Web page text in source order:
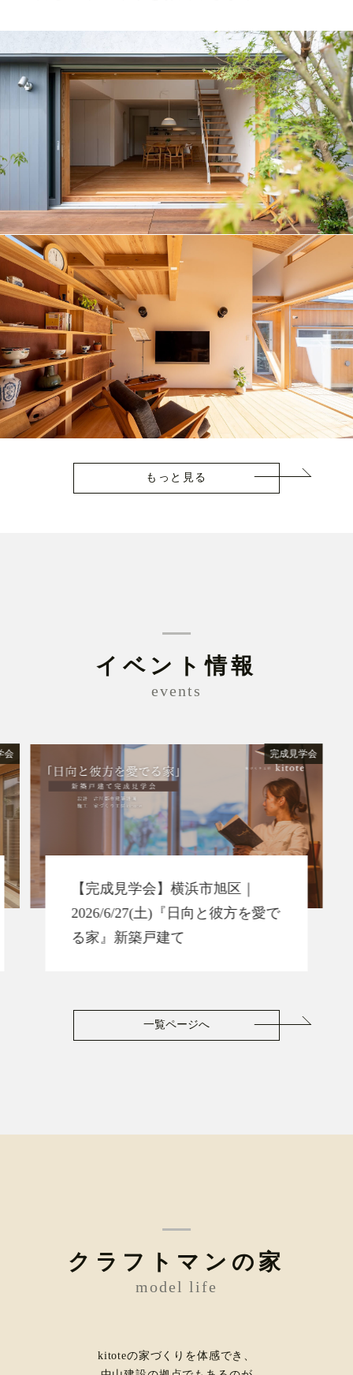
もっと見る
イベント情報
events
会 完成見学会
【完成見学会】横浜市旭区｜
2026/6/27(土)『日向と彼方を愛で
る家』新築戸建て
一覧ページへ
クラフトマンの家
model life
kitoteの家づくりを体感でき、